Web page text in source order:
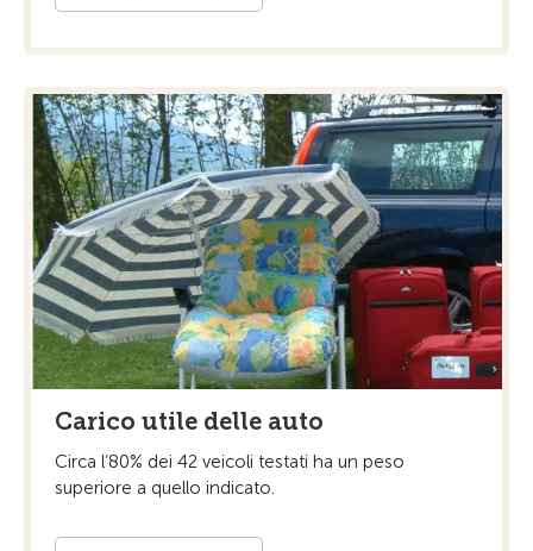
Carico utile delle auto
Circa l‘80% dei 42 veicoli testati ha un peso
superiore a quello indicato.